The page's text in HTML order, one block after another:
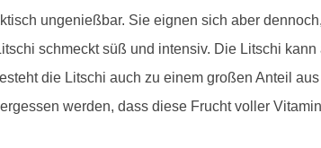
ungenießbar. Sie eignen sich aber
schmeckt süß und intensiv. Die Litschi
die Litschi auch zu einem großen Anteil
werden, dass diese Frucht voller